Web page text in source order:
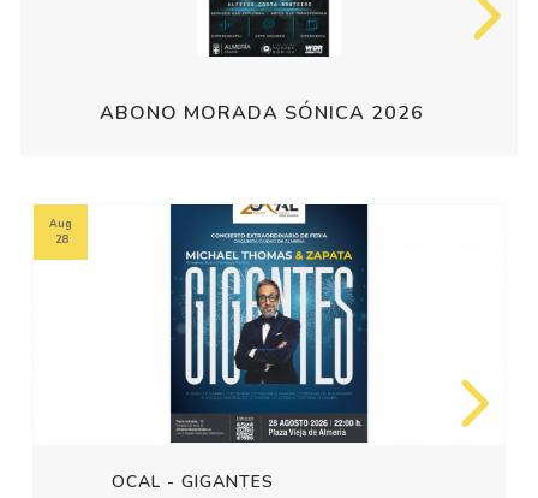
ABONO MORADA SÓNICA 2026
OCAL - GIGANTES
Aug
28